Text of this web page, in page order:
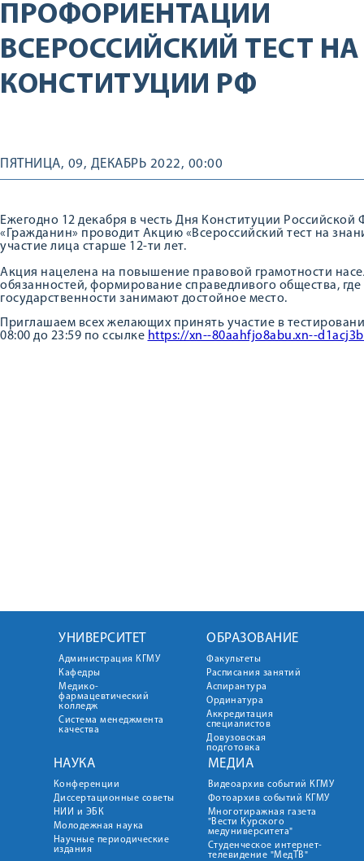
ПРОФОРИЕНТАЦИИ
ВСЕРОССИЙСКИЙ ТЕСТ
КОНСТИТУЦИИ РФ
ПЯТНИЦА, 09, ДЕКАБРЬ 2022, 00:00
Ежегодно 12 декабря в честь Дня Конституции
«Гражданин» проводит Акцию «Всероссийский тест на
участие лица старше 12-ти лет.
Акция нацелена на повышение правовой грамотности
обязанностей, формирование справедливого общества,
государственности занимают достойное место.
Приглашаем всех желающих принять участие в
08:00 до 23:59 по ссылке https://xn--80aahfjo8abu.xn--
УНИВЕРСИТЕТ
Администрация КГМУ
Кафедры
Медико-
фармацевтический
колледж
Система менеджмента
качества
ОБРАЗОВАНИЕ
Факультеты
Расписания занятий
Аспирантура
Ординатура
Аккредитация
специалистов
Довузовская
подготовка
НАУКА
Конференции
Диссертационные советы
НИИ и ЭБК
Молодежная наука
Научные периодические
издания
МЕДИА
Видеоархив событий КГМУ
Фотоархив событий КГМУ
Многотиражная газета
"Вести Курского
медуниверситета"
Студенческое интернет-
телевидение "МедТВ"